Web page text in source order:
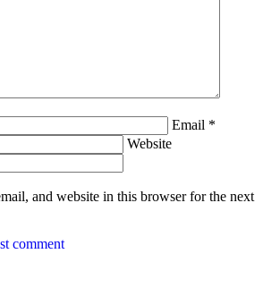
Email *
Website
and website in this browser for the next
comment